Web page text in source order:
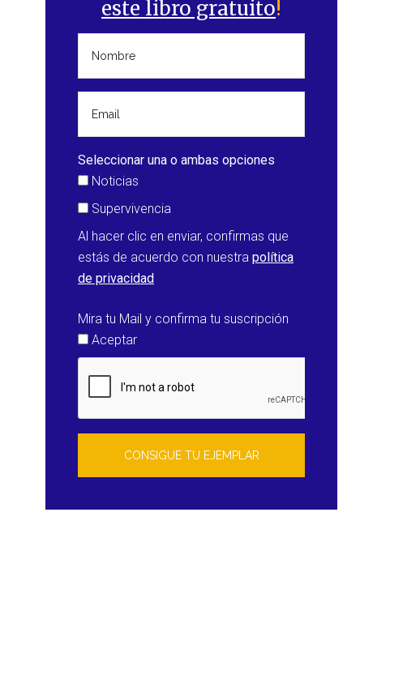
este libro gratuito!
Seleccionar una o ambas opciones
Noticias
Supervivencia
Al hacer clic en enviar, confirmas que
estás de acuerdo con nuestra política
de privacidad
Mira tu Mail y confirma tu suscripción
Aceptar